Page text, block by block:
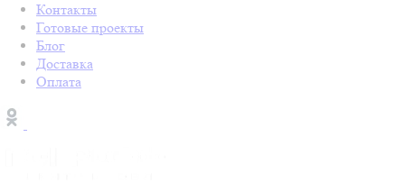
Контакты
Готовые проекты
Блог
Доставка
Оплата